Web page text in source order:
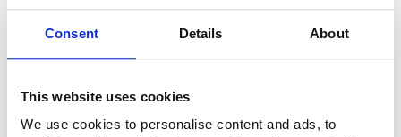
Consent Details About
This website uses cookies
We use cookies to personalise content and ads, to
Psychosociale Basiskennis (PSBK) | CPION
Oriëntatieroute opleidingskeuze